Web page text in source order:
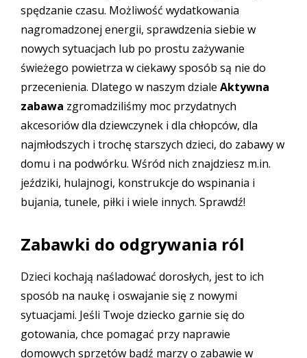
spędzanie czasu. Możliwość wydatkowania
nagromadzonej energii, sprawdzenia siebie w
nowych sytuacjach lub po prostu zażywanie
świeżego powietrza w ciekawy sposób są nie do
przecenienia. Dlatego w naszym dziale Aktywna
zabawa zgromadziliśmy moc przydatnych
akcesoriów dla dziewczynek i dla chłopców, dla
najmłodszych i trochę starszych dzieci, do zabawy w
domu i na podwórku. Wśród nich znajdziesz m.in.
jeździki, hulajnogi, konstrukcje do wspinania i
bujania, tunele, piłki i wiele innych. Sprawdź!
Zabawki do odgrywania ról
Dzieci kochają naśladować dorosłych, jest to ich
sposób na naukę i oswajanie się z nowymi
sytuacjami. Jeśli Twoje dziecko garnie się do
gotowania, chce pomagać przy naprawie
domowych sprzętów bądź marzy o zabawie w